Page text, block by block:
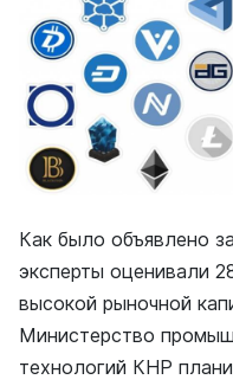
Как было объявлено
эксперты оценивали
высокой рыночной
Министерство
технологий КНР